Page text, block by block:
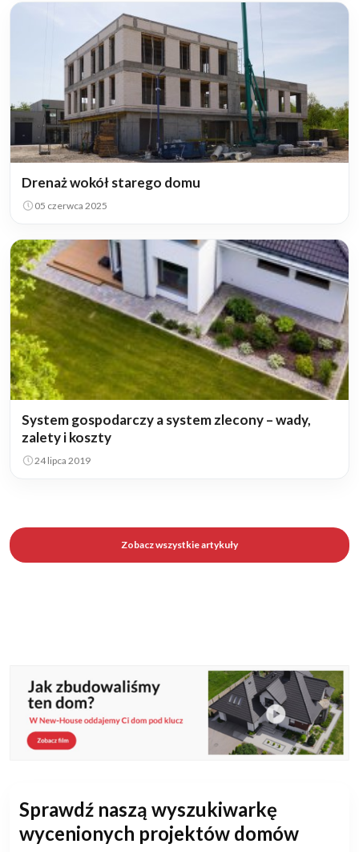
Drenaż wokół starego domu
05 czerwca 2025
System gospodarczy a system zlecony – wady,
zalety i koszty
24 lipca 2019
Zobacz wszystkie artykuły
Sprawdź naszą wyszukiwarkę
wycenionych projektów domów